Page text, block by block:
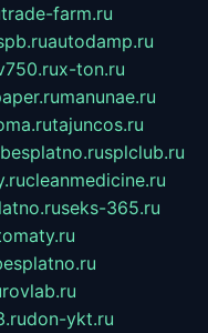
trade-farm.ru
autodamp.ru
x-ton.ru
manunae.ru
tajuncos.ru
splclub.ru
cleanmedicine.ru
seks-365.ru
don-ykt.ru